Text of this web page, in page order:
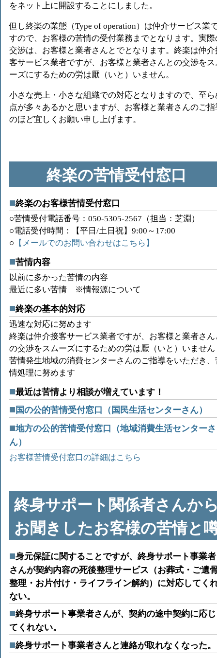
をネット上に開設することにしました。
但し終楽の業態（Type of operation）は仲介サービス業
すので、お客様の苦情の受付業務までとなります。実際
交渉は、お客様と業者さんとでとなります。終楽は仲介
客サービス業者ですが、お客様と業者さんとの交渉をス
ーズにするための労は厭（いと）いません。
小さな売上・小さな組織での対応となりますので、至ら
点が多々あるかと思いますが、お客様と業者さんのご指
のほど宜しくお願い申し上げます。
終楽の苦情受付窓口
終楽のお客様苦情受付窓口
○苦情受付電話番号：050-5305-2567（担当：芝淵）
○電話受付時間：【平日/土日祝】9:00～17:00
○ 【メールでのお問い合わせはこちら】
苦情内容
以前に多かった苦情の内容
最近に多い苦情 ※情報源について
終楽の基本的対応
迅速な対応に努めます
終楽は仲介接客サービス業者ですが、お客様と業者さん
の交渉をスムーズにするための労は厭（いと）いません
苦情発生地域の消費センターさんのご指導をいただき、
情処理に努めます
最近は苦情より相談が増えています！
国の公的苦情受付窓口（国民生活センターさん）
地方の公的苦情受付窓口（地域消費生活センターさ
ん）
お客様苦情受付窓口の詳細はこちら
終身サポート関係者さんか
お聞きしたお客様の苦情と
身元保証に関することですが、終身サポート事業者
さんが契約内容の死後整理サービス（お葬式・ご遺
整理・お片付け・ライフライン解約）に対応してく
ない。
終身サポート事業者さんが、契約の途中契約に応じ
てくれない。
終身サポート事業者さんと連絡が取れなくなった。